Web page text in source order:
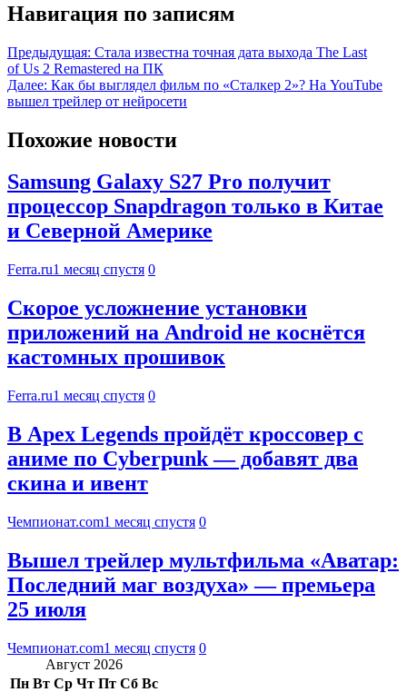
Навигация по записям
Предыдущая: Стала известна точная дата выхода The Last
of Us 2 Remastered на ПК
Далее: Как бы выглядел фильм по «Сталкер 2»? На YouTube
вышел трейлер от нейросети
Похожие новости
Samsung Galaxy S27 Pro получит
процессор Snapdragon только в Китае
и Северной Америке
Ferra.ru1 месяц спустя 0
Скорое усложнение установки
приложений на Android не коснётся
кастомных прошивок
Ferra.ru1 месяц спустя 0
В Apex Legends пройдёт кроссовер с
аниме по Cyberpunk — добавят два
скина и ивент
Чемпионат.com1 месяц спустя 0
Вышел трейлер мультфильма «Аватар:
Последний маг воздуха» — премьера
25 июля
Чемпионат.com1 месяц спустя 0
Август 2026
Пн Вт Ср Чт Пт Сб Вс